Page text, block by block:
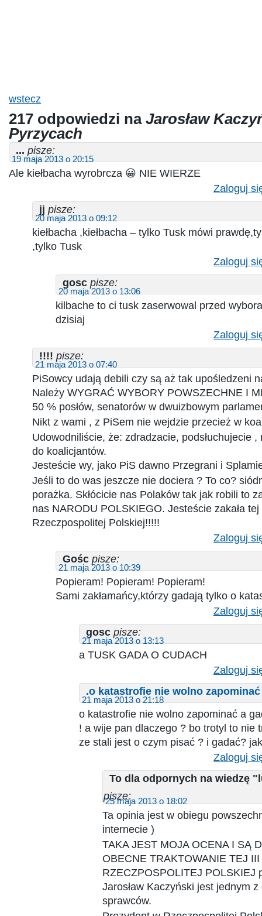
wstecz
217 odpowiedzi na Jarosław
Pyrzycach
... pisze:
19 maja 2013 o 20:15
Ale kiełbacha wyrobrcza 😀 NIE WIERZE
Zaloguj
jj pisze:
20 maja 2013 o 09:12
kiełbacha ,kiełbacha – tylko Tusk mówi
,tylko Tusk
Zaloguj
gosc pisze:
20 maja 2013 o 13:06
kilbache to ci tusk zaserwowal przed
dzisiaj
Zaloguj
!!!! pisze:
21 maja 2013 o 07:40
PiSowcy udają debili czy są aż tak upośledzeni
Należy WYGRAĆ WYBORY POWSZECHNE I
50 % posłów, senatorów w dwuizbowym
Nikt z wami , z PiSem nie wejdzie przecież w
Udowodniliście, że: zdradzacie, podsłuchujecie
do koalicjantów.
Jesteście wy, jako PiS dawno Przegrani i
Jeśli to do was jeszcze nie dociera ? To co?
porażka. Skłócicie nas Polaków tak jak robili to
nas NARODU POLSKIEGO. Jesteście zakała
Rzeczpospolitej Polskiej!!!!!
Zaloguj
Gośc pisze:
21 maja 2013 o 10:39
Popieram! Popieram! Popieram!
Sami zakłamańcy,którzy gadają tylko o
Zaloguj
gosc pisze:
21 maja 2013 o 13:13
a TUSK GADA O CUDACH
Zaloguj
.o katastrofie nie wolno zapominać
21 maja 2013 o 21:18
o katastrofie nie wolno zapominać a
! a wije pan dlaczego ? bo trotyl to nie
ze stali jest o czym pisać ? i gadać? jak
Zaloguj
To dla odpornych na wiedzę
pisze:
25 maja 2013 o 18:02
Ta opinia jest w obiegu
internecie )
TAKA JEST MOJA OCENA I SĄ
OBECNE TRAKTOWANIE TEJ III
RZECZPOSPOLITEJ POLSKIEJ
Jarosław Kaczyński jest jednym z
sprawców.